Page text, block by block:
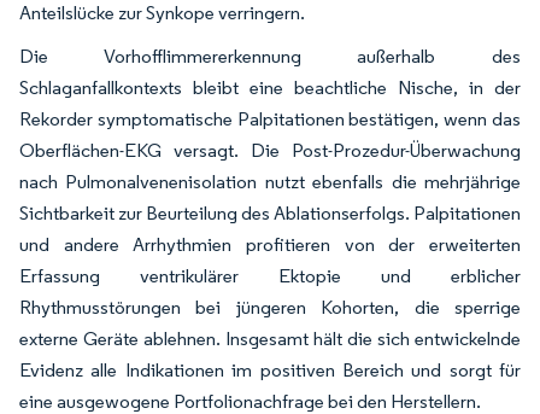
Anteilslücke zur Synkope verringern.
Die Vorhofflimmererkennung außerhalb des
Schlaganfallkontexts bleibt eine beachtliche Nische, in der
Rekorder symptomatische Palpitationen bestätigen, wenn das
Oberflächen-EKG versagt. Die Post-Prozedur-Überwachung
nach Pulmonalvenenisolation nutzt ebenfalls die mehrjährige
Sichtbarkeit zur Beurteilung des Ablationserfolgs. Palpitationen
und andere Arrhythmien profitieren von der erweiterten
Erfassung ventrikulärer Ektopie und erblicher
Rhythmusstörungen bei jüngeren Kohorten, die sperrige
externe Geräte ablehnen. Insgesamt hält die sich entwickelnde
Evidenz alle Indikationen im positiven Bereich und sorgt für
eine ausgewogene Portfolionachfrage bei den Herstellern.